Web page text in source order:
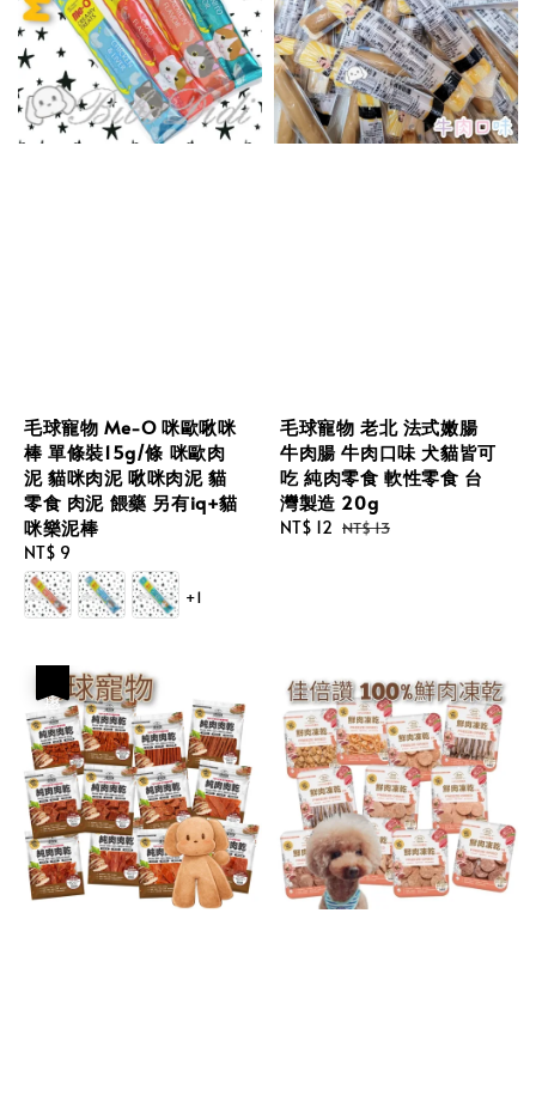
毛球寵物 Me-O 咪歐啾咪
棒 單條裝15g/條 咪歐肉
泥 貓咪肉泥 啾咪肉泥 貓
零食 肉泥 餵藥 另有iq+貓
咪樂泥棒
Regular
price
NT$ 9
+1
毛球寵物 老北 法式嫩腸
牛肉腸 牛肉口味 犬貓皆可
吃 純肉零食 軟性零食 台
灣製造 20g
Sale
NT$ 12 Regular
NT$ 13